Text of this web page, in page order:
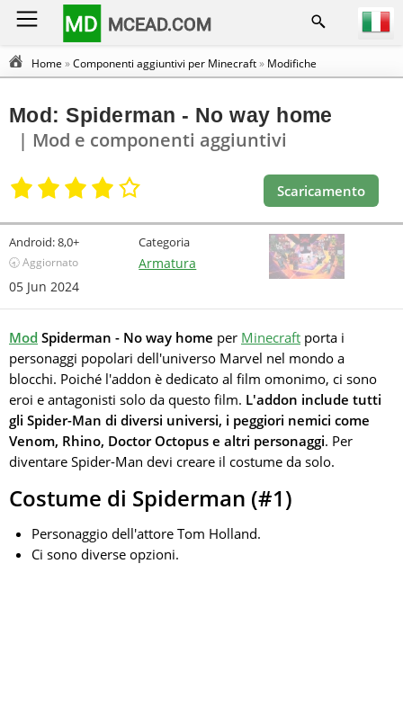
MD MCEAD.COM
Home »Componenti aggiuntivi per Minecraft» Modifiche
Mod: Spiderman - No way home
| Mod e componenti aggiuntivi
Scaricamento
Android:8,0+
🕣 Aggiornato
05 Jun 2024
Categoria
Armatura
Mod Spiderman - No way home per Minecraft porta i
personaggi popolari dell'universo Marvel nel mondo a
blocchi. Poiché l'addon è dedicato al film omonimo, ci sono
eroi e antagonisti solo da questo film. L'addon include tutti
gli Spider-Man di diversi universi, i peggiori nemici come
Venom, Rhino, Doctor Octopus e altri personaggi. Per
diventare Spider-Man devi creare il costume da solo.
Costume di Spiderman (#1)
Personaggio dell'attore Tom Holland.
Ci sono diverse opzioni.